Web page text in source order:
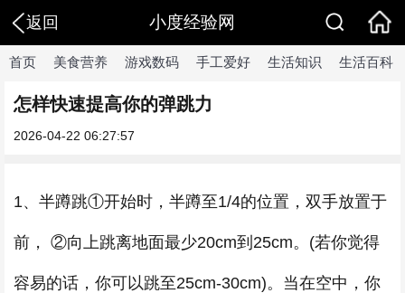
返回 小度经验网
首页 美食营养 游戏数码 手工爱好 生活知识 生活百科
怎样快速提高你的弹跳力
2026-04-22 06:27:57
1、半蹲跳①开始时，半蹲至1/4的位置，双手放置于
前， ②向上跳离地面最少20cm到25cm。(若你觉得
容易的话，你可以跳至25cm-30cm)。当在空中，你